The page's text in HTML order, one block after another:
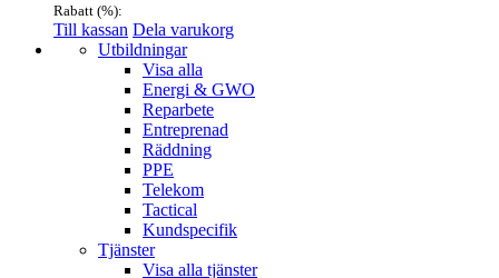
Rabatt (%):
Till kassan Dela varukorg
Menu Utbildningar
Visa alla
Energi & GWO
Reparbete
Entreprenad
Räddning
PPE
Telekom
Tactical
Kundspecifik
Tjänster
Visa alla tjänster